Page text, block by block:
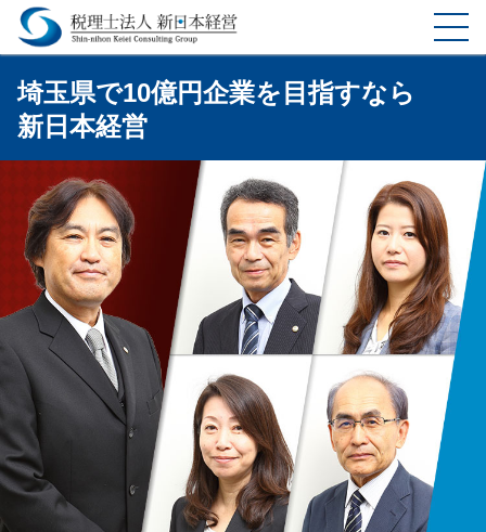
ホーム
選ばれる理由
サービス
料金表
企業理念
お客様の声
事務所案内
コラム
埼玉県で10億円企業を目指すなら
新日本経営